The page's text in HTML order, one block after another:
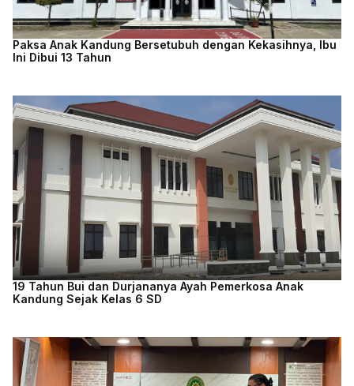
Paksa Anak Kandung Bersetubuh dengan Kekasihnya, Ibu
Ini Dibui 13 Tahun
19 Tahun Bui dan Durjananya Ayah Pemerkosa Anak
Kandung Sejak Kelas 6 SD